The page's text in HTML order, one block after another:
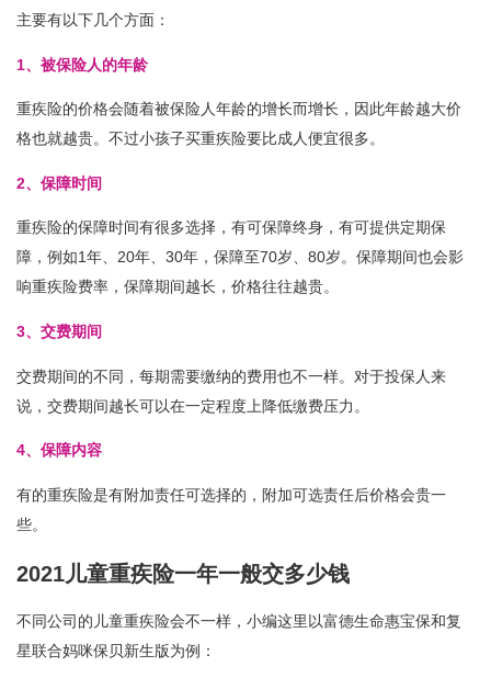
主要有以下几个方面：
1、被保险人的年龄
重疾险的价格会随着被保险人年龄的增长而增长，因此年龄越大价
格也就越贵。不过小孩子买重疾险要比成人便宜很多。
2、保障时间
重疾险的保障时间有很多选择，有可保障终身，有可提供定期保
障，例如1年、20年、30年，保障至70岁、80岁。保障期间也会影
响重疾险费率，保障期间越长，价格往往越贵。
3、交费期间
交费期间的不同，每期需要缴纳的费用也不一样。对于投保人来
说，交费期间越长可以在一定程度上降低缴费压力。
4、保障内容
有的重疾险是有附加责任可选择的，附加可选责任后价格会贵一
些。
2021儿童重疾险一年一般交多少钱
不同公司的儿童重疾险会不一样，小编这里以富德生命惠宝保和复
星联合妈咪保贝新生版为例：